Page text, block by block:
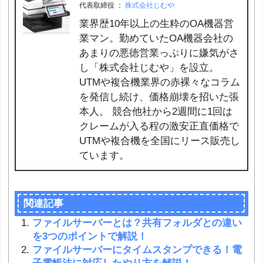
代表取締役 ： 株式会社じむや
業界歴10年以上の生粋のOA機器営
業マン。勤めていたOA機器会社の
あまりの悪徳営業っぷりに嫌気がさ
し「株式会社じむや」を設立。
UTMや複合機業界の赤裸々なコラム
を発信し続け、価格崩壊を招いた張
本人。 競合他社から2週間に1回は
クレームが入る程の激安正直価格で
UTMや複合機を全国にリース販売し
ています。
関連記事
ファイルサーバーとは？共有フォルダとの違い
を3つのポイントで解説！
ファイルサーバーにタイムスタンプできる！電